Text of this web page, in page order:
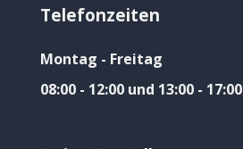
Telefonzeiten
Montag - Freitag
08:00 - 12:00 und 13:00 - 17:00